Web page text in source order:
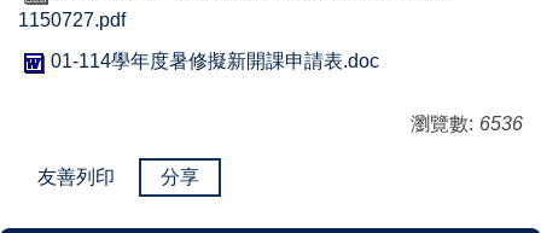
1150727.pdf
01-114學年度暑修擬新開課申請表.doc
瀏覽數: 6536
友善列印 分享